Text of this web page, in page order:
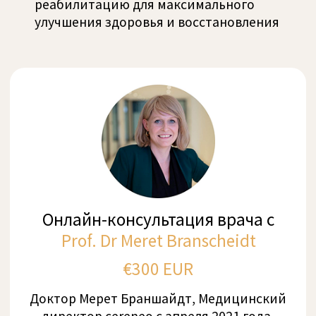
Комплексная оценка помогает определить,
какие способности могут быть реально
восстановлены, например, ходьба без
В Cereneo медицинская команда готова
поддержать вас на каждом этапе вашего пути
к выздоровлению.
Факторы хорошей
реабилитации